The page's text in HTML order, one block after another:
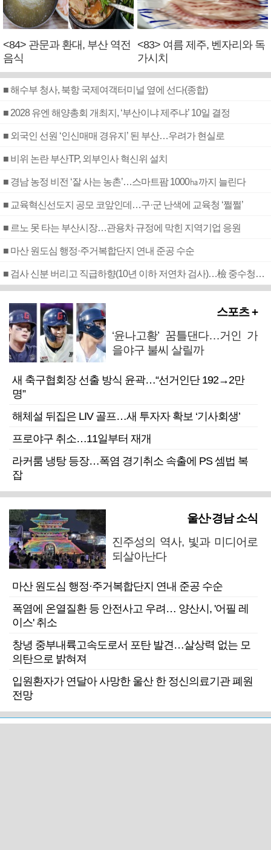
<84> 관문과 환대, 부산 역전
음식
<83> 여름 제주, 벤자리와 독
가시치
■ 해수부 청사, 북항 국제여객터미널 옆에 선다(종합)
■ 2028 유엔 해양총회 개최지, ‘부산이냐 제주냐’ 10일 결정
■ 외국인 선원 ‘인신매매 경유지’ 된 부산…우려가 현실로
■ 비위 논란 부산TP, 외부인사 혁신위 설치
■ 경남 농정 비전 ‘잘 사는 농촌’…스마트팜 1000㏊까지 늘린다
■ 교육혁신선도지 공모 코앞인데…구·군 난색에 교육청 ‘쩔쩔’
■ 르노 못 타는 부산시장…관용차 규정에 막힌 지역기업 응원
■ 마산 원도심 행정·주거복합단지 연내 준공 수순
■ 검사 신분 버리고 직급하향(10년 이하 저연차 검사)…檢 중수청행 기피
스포츠 +
‘윤나고황’ 꿈틀댄다…거인 가
을야구 불씨 살릴까
새 축구협회장 선출 방식 윤곽…“선거인단 192→2만
명”
해체설 뒤집은 LIV 골프…새 투자자 확보 ‘기사회생’
프로야구 취소…11일부터 재개
라커룸 냉탕 등장…폭염 경기취소 속출에 PS 셈법 복
잡
울산·경남 소식
진주성의 역사, 빛과 미디어로
되살아난다
마산 원도심 행정·주거복합단지 연내 준공 수순
폭염에 온열질환 등 안전사고 우려… 양산시, '어필 레
이스' 취소
창녕 중부내륙고속도로서 포탄 발견…살상력 없는 모
의탄으로 밝혀져
입원환자가 연달아 사망한 울산 한 정신의료기관 폐원
전망